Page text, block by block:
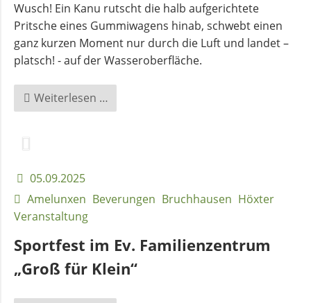
Wusch! Ein Kanu rutscht die halb aufgerichtete
Pritsche eines Gummiwagens hinab, schwebt einen
ganz kurzen Moment nur durch die Luft und landet –
platsch! - auf der Wasseroberfläche.
Weiterlesen …
Gemeindefest
05.09.2025
Amelunxen Beverungen Bruchhausen Höxter
Veranstaltung
Sportfest im Ev. Familienzentrum
„Groß für Klein“